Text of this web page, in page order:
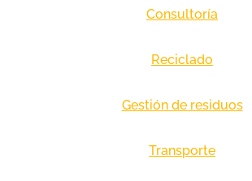
Consultoría
Reciclado
Gestión de residuos
Transporte